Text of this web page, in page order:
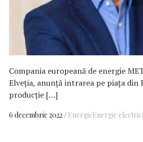
Compania europeană de energie
Elveția, anunță intrarea pe piața din
producție […]
6 decembrie 2022 EnergieEnergie